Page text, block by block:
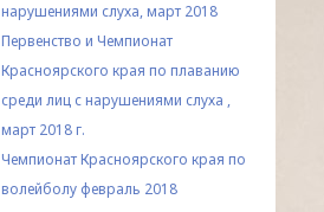
нарушениями слуха, март 2018
Первенство и Чемпионат
Красноярского края по плаванию
среди лиц с нарушениями слуха ,
март 2018 г.
Чемпионат Красноярского края по
волейболу февраль 2018